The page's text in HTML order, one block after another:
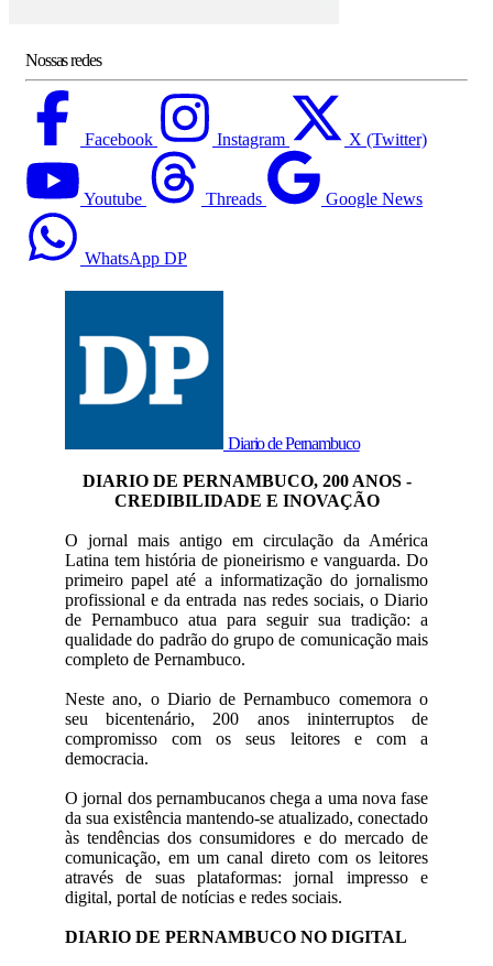
Nossas redes
Facebook Instagram X (Twitter)
Youtube Threads Google News
WhatsApp DP
Diario de Pernambuco
DIARIO DE PERNAMBUCO, 200 ANOS -
CREDIBILIDADE E INOVAÇÃO
O jornal mais antigo em circulação da América
Latina tem história de pioneirismo e vanguarda. Do
primeiro papel até a informatização do jornalismo
profissional e da entrada nas redes sociais, o Diario
de Pernambuco atua para seguir sua tradição: a
qualidade do padrão do grupo de comunicação mais
completo de Pernambuco.
Neste ano, o Diario de Pernambuco comemora o
seu bicentenário, 200 anos ininterruptos de
compromisso com os seus leitores e com a
democracia.
O jornal dos pernambucanos chega a uma nova fase
da sua existência mantendo-se atualizado, conectado
às tendências dos consumidores e do mercado de
comunicação, em um canal direto com os leitores
através de suas plataformas: jornal impresso e
digital, portal de notícias e redes sociais.
DIARIO DE PERNAMBUCO NO DIGITAL